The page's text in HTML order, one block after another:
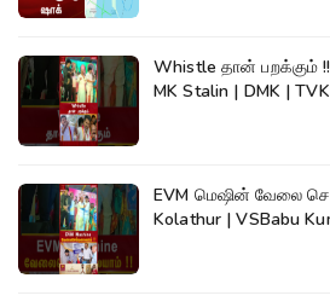
Whistle தான் பறக்கும் !! | CM Vijay | VS Babu |
MK Stalin | DMK |
EVM மெஷின் வேலை
Kolathur | VSBabu